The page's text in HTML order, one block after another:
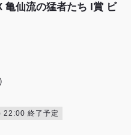
亀仙流の猛者たち I賞 ビ
22:00 終了予定